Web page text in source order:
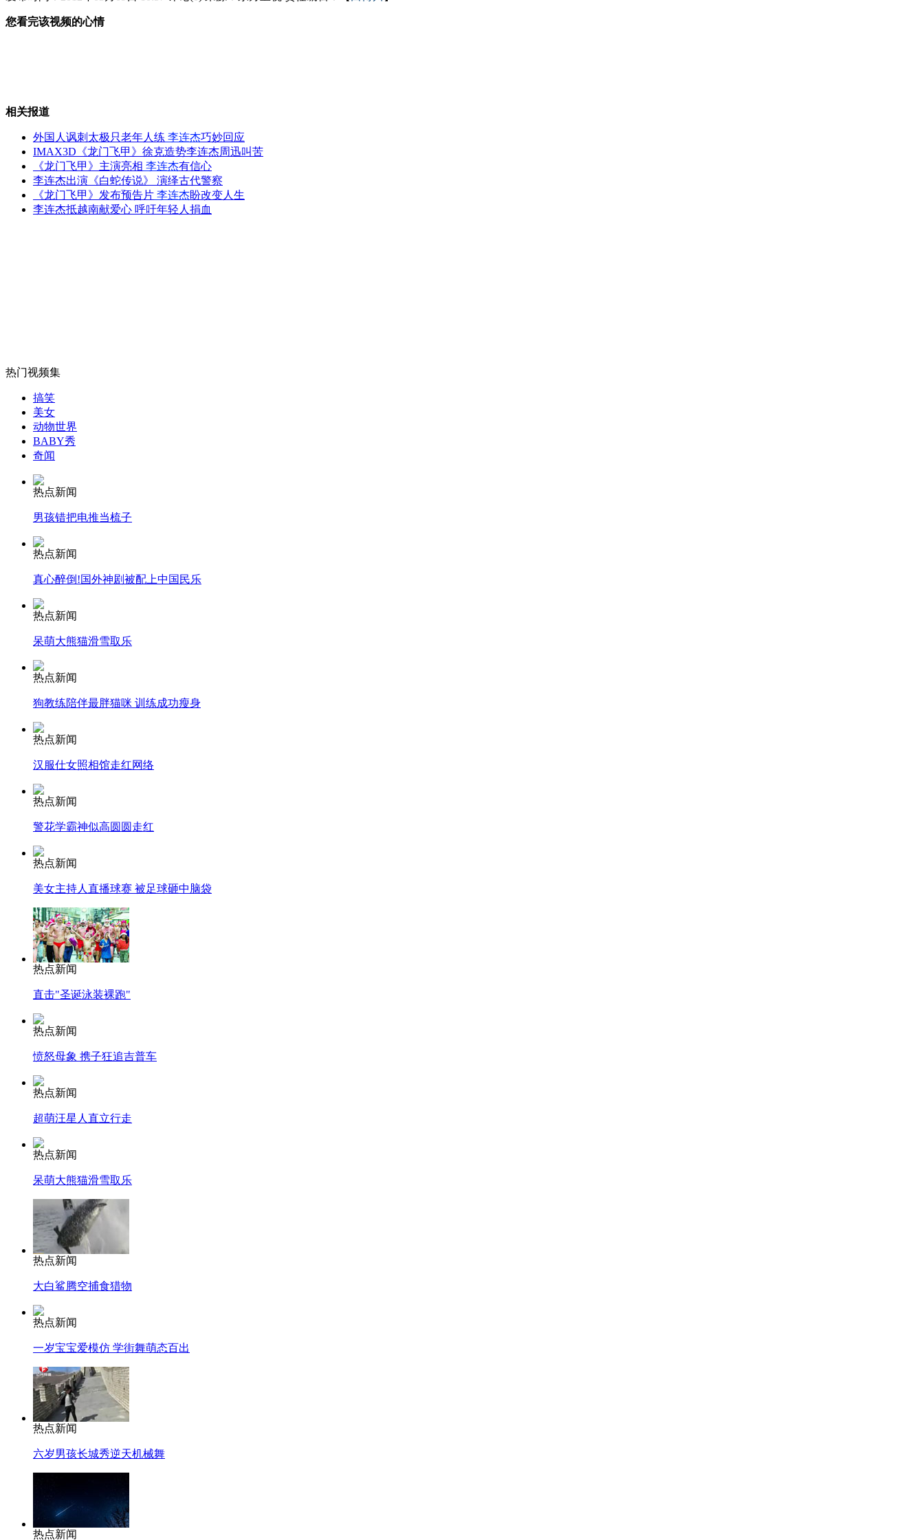
17名政协委员呼吁春晚初一举办
平板电脑成儿童"新宠" 也成"杀手"
女孩北京地铁殴打老人 痛下狠手拳打脚踢
无痛分娩是否安全 医生回应
外交部：反对强权政治霸凌主义
外交部：有关国家言论片面不公正
安徽一实载49人客车翻车
走！跟着总书记去植树
消防员救轻生者 花炮节热闹非凡 减压"枕头大战"
纽约上演“枕头大战”
司机酒驾遇交警 急速倒车逃窜
您看完该视频的心情
相关报道
外国人讽刺太极只老年人练 李连杰巧妙回应
IMAX3D《龙门飞甲》徐克造势李连杰周迅叫苦
《龙门飞甲》主演亮相 李连杰有信心
李连杰出演《白蛇传说》 演绎古代警察
《龙门飞甲》发布预告片 李连杰盼改变人生
李连杰抵越南献爱心 呼吁年轻人捐血
热门视频集
搞笑
美女
动物世界
BABY秀
奇闻
热点新闻
男孩错把电推当梳子
热点新闻
真心醉倒!国外神剧被配上中国民乐
热点新闻
呆萌大熊猫滑雪取乐
热点新闻
狗教练陪伴最胖猫咪 训练成功瘦身
热点新闻
汉服仕女照相馆走红网络
热点新闻
警花学霸神似高圆圆走红
热点新闻
美女主持人直播球赛 被足球砸中脑袋
热点新闻
直击"圣诞泳装裸跑"
热点新闻
愤怒母象 携子狂追吉普车
热点新闻
超萌汪星人直立行走
热点新闻
呆萌大熊猫滑雪取乐
热点新闻
大白鲨腾空捕食猎物
热点新闻
一岁宝宝爱模仿 学街舞萌态百出
热点新闻
六岁男孩长城秀逆天机械舞
热点新闻